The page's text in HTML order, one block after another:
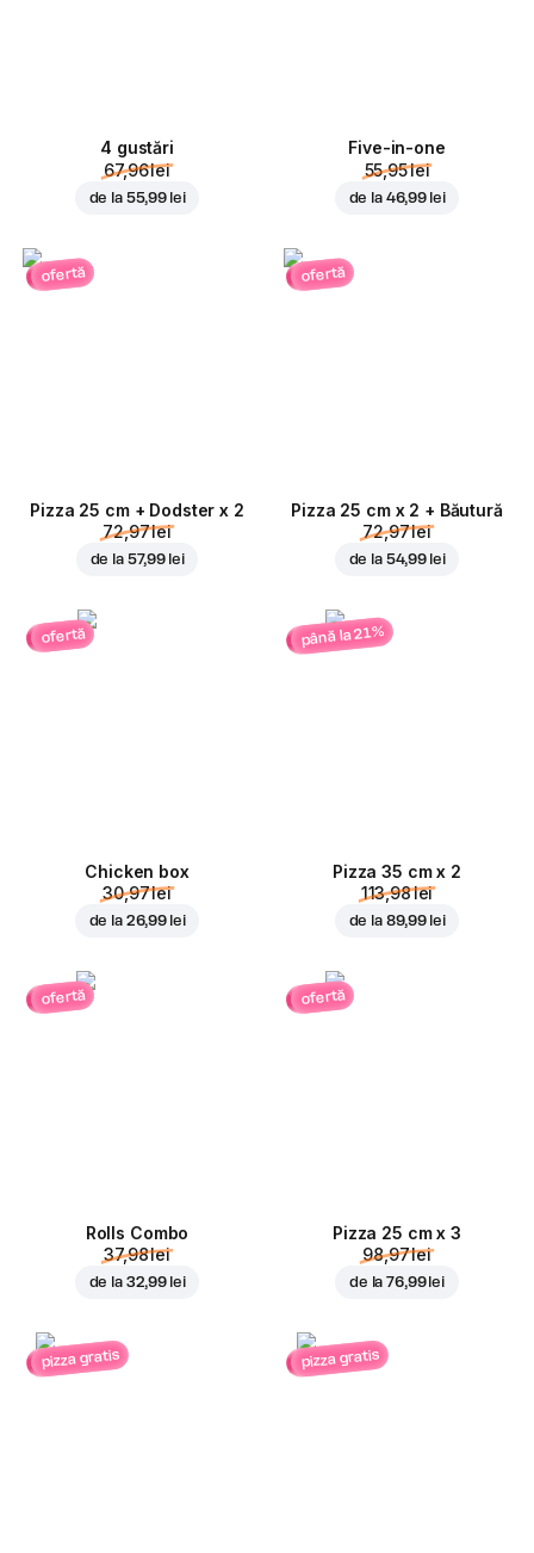
4 gustări
67,96 lei
de la 55,99 lei
Five-in-one
55,95 lei
de la 46,99 lei
ofertă
Pizza 25 cm + Dodster x 2
72,97 lei
de la 57,99 lei
ofertă
Pizza 25 cm x 2 + Băutură
72,97 lei
de la 54,99 lei
ofertă
Chicken box
30,97 lei
de la 26,99 lei
până la 21%
Pizza 35 cm x 2
113,98 lei
de la 89,99 lei
ofertă
Rolls Combo
37,98 lei
de la 32,99 lei
ofertă
Pizza 25 cm x 3
98,97 lei
de la76,99 lei
pizza gratis pizza gratis